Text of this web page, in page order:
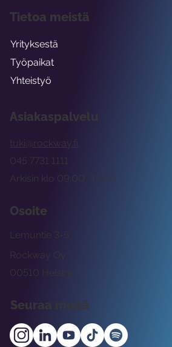
Asiakaspalvelu
tuki@rockway.fi
Arkisin klo 09:00 -15:00
045 7731 1111
Osoite
Rockway Oy
Lemuntie 3-5
00510 Helsinki
Seuraa meitä
Tietoa meistä
Yrityksestä
Työpaikat
Yhteistyö